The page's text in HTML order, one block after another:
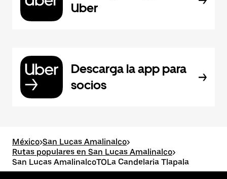
Uber
Descarga la app para
socios
México>San Lucas Amalinalco>
Rutas populares en San Lucas Amalinalco>
San Lucas AmalinalcoTOLa Candelaria Tlapala